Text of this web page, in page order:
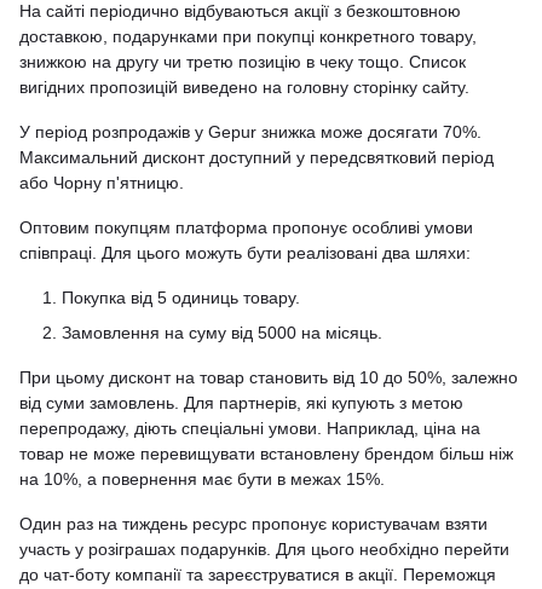
На сайті періодично відбуваються акції з безкоштовною
доставкою, подарунками при покупці конкретного товару,
знижкою на другу чи третю позицію в чеку тощо. Список
вигідних пропозицій виведено на головну сторінку сайту.
У період розпродажів у Gepur знижка може досягати 70%.
Максимальний дисконт доступний у передсвятковий період
або Чорну п'ятницю.
Оптовим покупцям платформа пропонує особливі умови
співпраці. Для цього можуть бути реалізовані два шляхи:
Покупка від 5 одиниць товару.
Замовлення на суму від 5000 на місяць.
При цьому дисконт на товар становить від 10 до 50%, залежно
від суми замовлень. Для партнерів, які купують з метою
перепродажу, діють спеціальні умови. Наприклад, ціна на
товар не може перевищувати встановлену брендом більш ніж
на 10%, а повернення має бути в межах 15%.
Один раз на тиждень ресурс пропонує користувачам взяти
участь у розіграшах подарунків. Для цього необхідно перейти
до чат-боту компанії та зареєструватися в акції. Переможця